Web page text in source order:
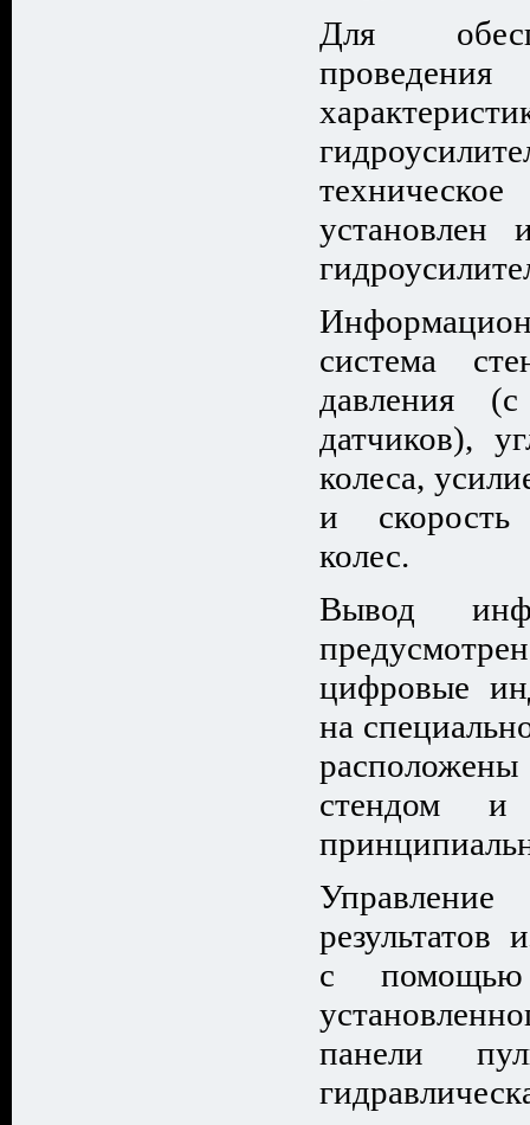
Для
установлен
система
давления
датчиков),
колеса,
и скорость
колес.
Вывод
цифровые
на
стендом и
результатов
с помощью
панели